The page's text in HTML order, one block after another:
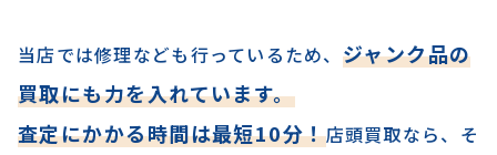
当店では修理なども行っているため、 ジャンク品の
買取にも力を入れています。
査定にかかる時間は最短10分！店頭買取なら、そ